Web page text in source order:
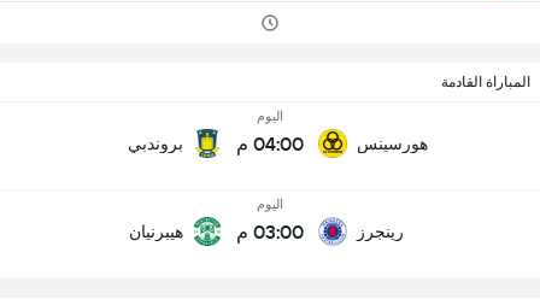
المباراة القادمة
هورسينس
اليوم
04:00 م بروندبي
رينجرز
اليوم
03:00 م هيبرنيان